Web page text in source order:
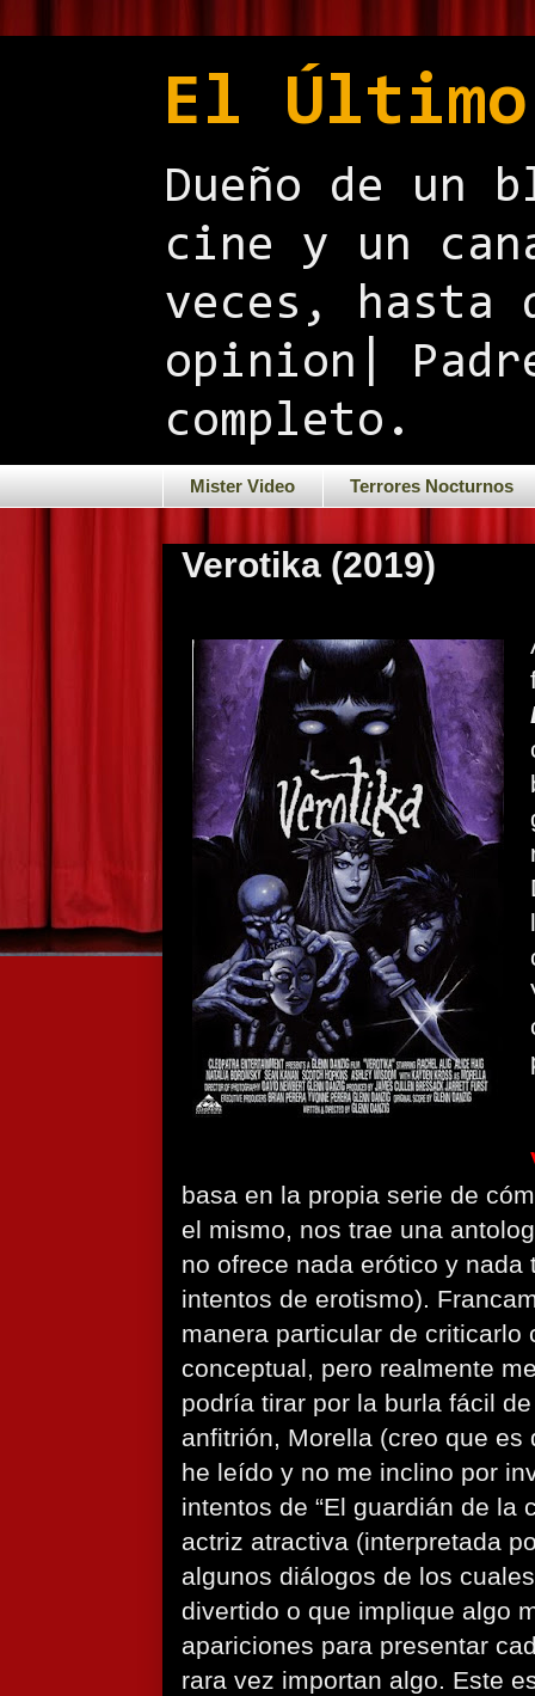
El
Dueño de un
cine y un
veces, hasta
opinion|
completo.
Mister Video Terrores Nocturnos
Verotika (2019)
basa en la propia serie de
el mismo, nos trae una
no ofrece nada erótico y
intentos de erotismo).
manera particular de criticarlo
conceptual, pero realmente
podría tirar por la burla fácil
anfitrión, Morella (creo que
he leído y no me inclino por
intentos de “El guardián de la
actriz atractiva (interpretada
algunos diálogos de los
divertido o que implique algo
apariciones para presentar
rara vez importan algo. Este